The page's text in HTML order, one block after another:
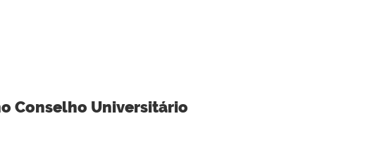
Conselho Universitário